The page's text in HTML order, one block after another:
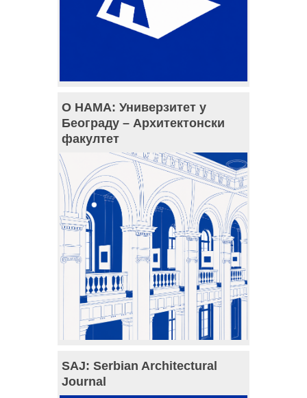
О НАМА: Универзитет у
Београду – Архитектонски
факултет
SAJ: Serbian Architectural
Journal